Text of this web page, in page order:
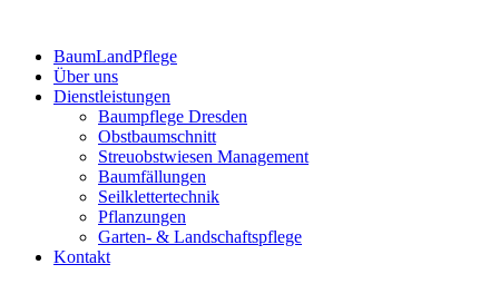
BaumLandPflege
Über uns
Dienstleistungen
Baumpflege Dresden
Obstbaumschnitt
Streuobstwiesen Management
Baumfällungen
Seilklettertechnik
Pflanzungen
Garten- & Landschaftspflege
Kontakt